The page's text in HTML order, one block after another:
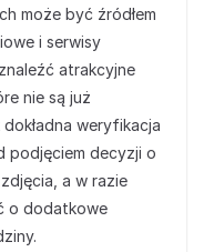
może być źródłem
i serwisy
atrakcyjne
nie są już
weryfikacja
podjęciem decyzji o
a w razie
o dodatkowe